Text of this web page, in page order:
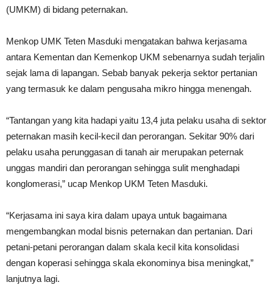
(UMKM) di bidang peternakan.
Menkop UMK Teten Masduki mengatakan bahwa kerjasama
antara Kementan dan Kemenkop UKM sebenarnya sudah terjalin
sejak lama di lapangan. Sebab banyak pekerja sektor pertanian
yang termasuk ke dalam pengusaha mikro hingga menengah.
“Tantangan yang kita hadapi yaitu 13,4 juta pelaku usaha di sektor
peternakan masih kecil-kecil dan perorangan. Sekitar 90% dari
pelaku usaha perunggasan di tanah air merupakan peternak
unggas mandiri dan perorangan sehingga sulit menghadapi
konglomerasi,” ucap Menkop UKM Teten Masduki.
“Kerjasama ini saya kira dalam upaya untuk bagaimana
mengembangkan modal bisnis peternakan dan pertanian. Dari
petani-petani perorangan dalam skala kecil kita konsolidasi
dengan koperasi sehingga skala ekonominya bisa meningkat,”
lanjutnya lagi.